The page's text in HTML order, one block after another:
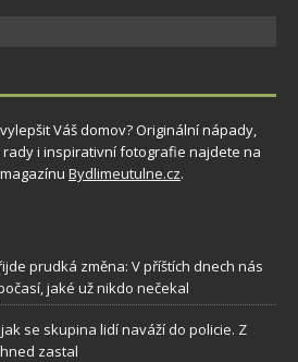
Váš domov? Originální nápady,
i inspirativní fotografie najdete na
Bydlimeutulne.cz.
prudká změna: V příštích dnech nás
jaké už nikdo nečekal
se skupina lidí naváží do policie. Z
zastal